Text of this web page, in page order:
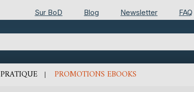
Sur BoD Blog Newsletter FAQ
PRATIQUE PROMOTIONS EBOOKS